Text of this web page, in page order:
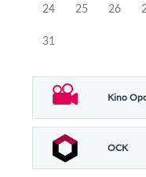
24 25 26
31
Kino
OCK